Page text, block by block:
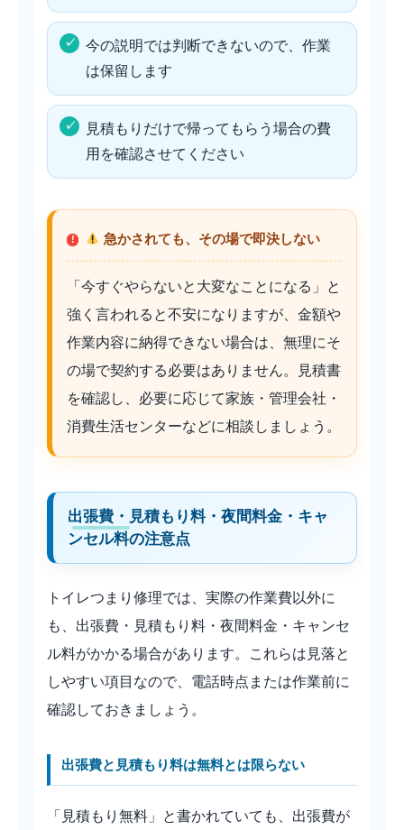
今の説明では判断できないので、作業
は保留します
見積もりだけで帰ってもらう場合の費
用を確認させてください
急かされても、その場で即決しない
「今すぐやらないと大変なことになる」と
強く言われると不安になりますが、金額や
作業内容に納得できない場合は、無理にそ
の場で契約する必要はありません。見積書
を確認し、必要に応じて家族・管理会社・
消費生活センターなどに相談しましょう。
出張費・見積もり料・夜間料金・キャ
ンセル料の注意点
トイレつまり修理では、実際の作業費以外に
も、出張費・見積もり料・夜間料金・キャンセ
ル料がかかる場合があります。これらは見落と
しやすい項目なので、電話時点または作業前に
確認しておきましょう。
出張費と見積もり料は無料とは限らない
「見積もり無料」と書かれていても、出張費が